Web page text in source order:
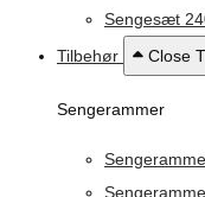
Sengesæt
Tilbehør
Close
Sengerammer